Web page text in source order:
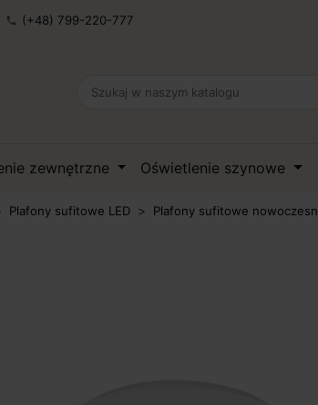
phone (+48) 799-220-777
zewnętrzne Oświetlenie szynowe
Plafony sufitowe LED Plafony sufitowe